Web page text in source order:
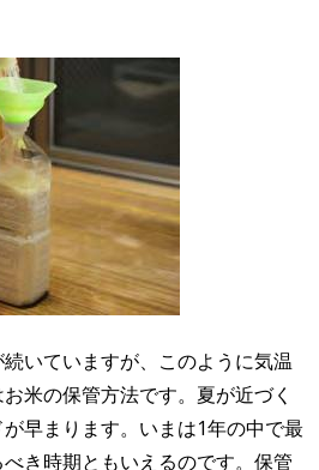
いていますが、このように気温
米の保管方法です。夏が近づく
早まります。いまは1年の中で最
き時期ともいえるのです。保管